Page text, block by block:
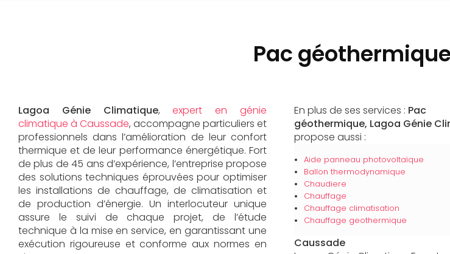
Pac
Lagoa Génie Climatique,expert en génie
climatique à Caussade, accompagne particuliers et
professionnels dans l’amélioration de leur confort
thermique et de leur performance énergétique. Fort
de plus de 45 ans d’expérience, l’entreprise propose
des solutions techniques éprouvées pour optimiser
les installations de chauffage, de climatisation et
de production d’énergie. Un interlocuteur unique
assure le suivi de chaque projet, de l’étude
technique à la mise en service, en garantissant une
exécution rigoureuse et conforme aux normes en
En plus de ses services : Pac
géothermique, Lagoa Génie
propose aussi :
Aide panneau photovoltaïque
Ballon thermodynamique
Chaudiere
Chauffage
Chauffage climatisation
Chauffage geothermique
Caussade